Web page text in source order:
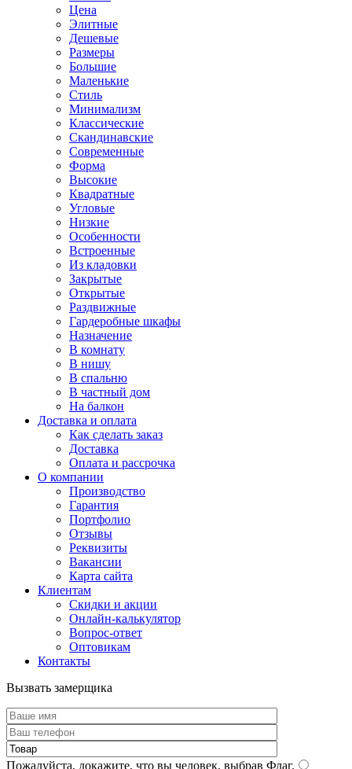
Цена
Элитные
Дешевые
Размеры
Большие
Маленькие
Стиль
Минимализм
Классические
Скандинавские
Современные
Форма
Высокие
Квадратные
Угловые
Низкие
Особенности
Встроенные
Из кладовки
Закрытые
Открытые
Раздвижные
Гардеробные шкафы
Назначение
В комнату
В нишу
В спальню
В частный дом
На балкон
Доставка и оплата
Как сделать заказ
Доставка
Оплата и рассрочка
О компании
Производство
Гарантия
Портфолио
Отзывы
Реквизиты
Вакансии
Карта сайта
Клиентам
Скидки и акции
Онлайн-калькулятор
Вопрос-ответ
Оптовикам
Контакты
Вызвать замерщика
Пожалуйста, докажите, что вы человек, выбрав Флаг.